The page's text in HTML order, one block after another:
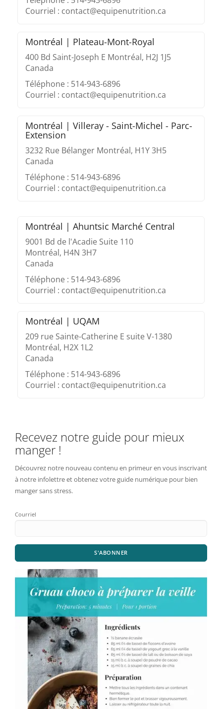
Courriel : contact@equipenutrition.ca
Montréal | Plateau-Mont-Royal
400 Bd Saint-Joseph E Montréal, H2J 1J5
Canada
Téléphone : 514-943-6896
Courriel : contact@equipenutrition.ca
Montréal | Villeray - Saint-Michel - Parc-
Extension
3232 Rue Bélanger Montréal, H1Y 3H5
Canada
Téléphone : 514-943-6896
Courriel : contact@equipenutrition.ca
Montréal | Ahuntsic Marché Central
9001 Bd de l'Acadie Suite 110
Montréal, H4N 3H7
Canada
Téléphone : 514-943-6896
Courriel : contact@equipenutrition.ca
Montréal | UQAM
209 rue Sainte-Catherine E suite V-1380
Montréal, H2X 1L2
Canada
Téléphone : 514-943-6896
Courriel : contact@equipenutrition.ca
Recevez notre guide pour mieux
manger !
Découvrez notre nouveau contenu en primeur en vous inscrivant
à notre infolettre et obtenez votre guide numérique pour bien
manger sans stress.
Courriel
S'ABONNER